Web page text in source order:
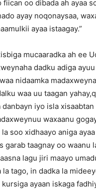
oo dibada ah ayaa
ayay noqonaysaa,
ayaa istaagay.”
mucaaradka ah ee
dadku adiga
nidaamka
waa uu taagan
danbayn iyo isla
waxaanu
soo xidhaayo aniga
garab taagnay oo
lagu jiri maayo
tago, in dadka la
ayaan iskaga